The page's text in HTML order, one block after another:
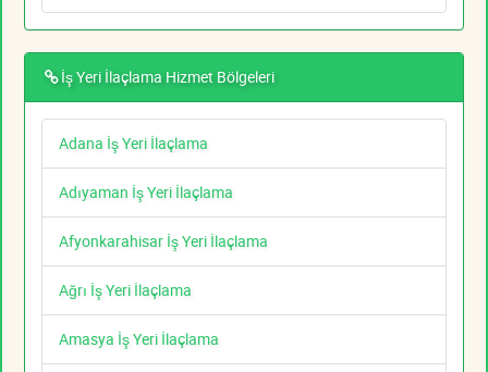
İş Yeri İlaçlama Hizmet Bölgeleri
Adana İş Yeri İlaçlama
Adıyaman İş Yeri İlaçlama
Afyonkarahisar İş Yeri İlaçlama
Ağrı İş Yeri İlaçlama
Amasya İş Yeri İlaçlama